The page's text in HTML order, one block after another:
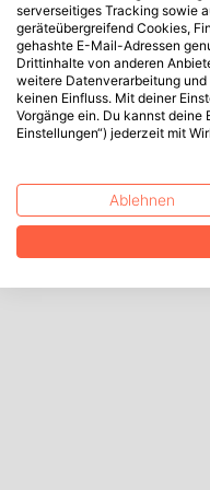
serverseitiges Tracking sowie
geräteübergreifend Cookies,
gehashte E-Mail-Adressen
Drittinhalte von anderen
weitere Datenverarbeitung
keinen Einfluss. Mit deiner
Vorgänge ein. Du kannst deine
Einstellungen“) jederzeit mit
Ablehnen